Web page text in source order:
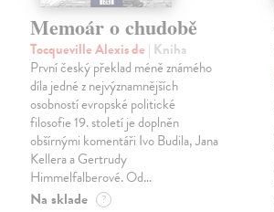
Memoár o chudobě
Tocqueville Alexis de | Kniha
První český překlad méně známého
díla jedné z nejvýznamnějších
osobností evropské politické
filosofie 19. století je doplněn
obšírnými komentáři Ivo Budila, Jana
Kellera a Gertrudy
Himmelfalberové. Od…
Na sklade ?